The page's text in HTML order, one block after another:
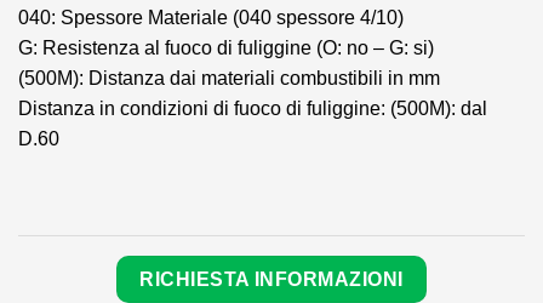
040: Spessore Materiale (040 spessore 4/10)
G: Resistenza al fuoco di fuliggine (O: no – G: si)
(500M): Distanza dai materiali combustibili in mm
Distanza in condizioni di fuoco di fuliggine: (500M): dal
D.60
RICHIESTA INFORMAZIONI